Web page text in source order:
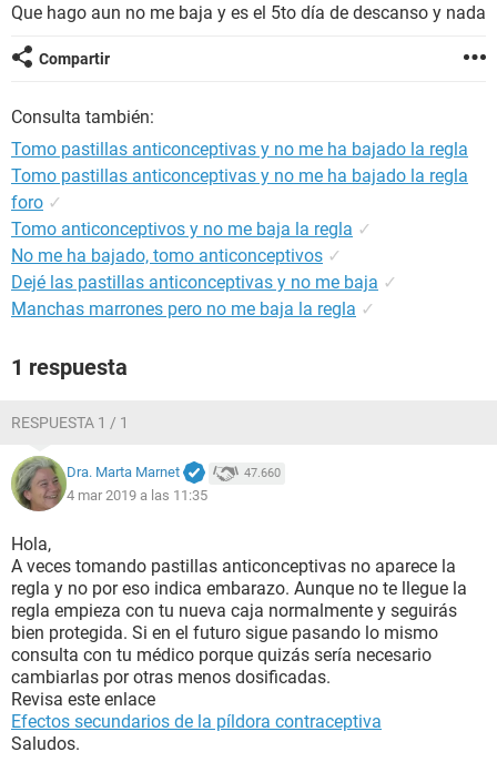
GLOSARIO
Que hago aun no me baja y es el 5to día de descanso y nada
Compartir
Consulta también:
Tomo pastillas anticonceptivas y no me ha bajado la regla
Tomo pastillas anticonceptivas y no me ha bajado la regla
foro ✓
Tomo anticonceptivos y no me baja la regla ✓
No me ha bajado, tomo anticonceptivos ✓
Dejé las pastillas anticonceptivas y no me baja ✓
Manchas marrones pero no me baja la regla ✓
1 respuesta
RESPUESTA 1 / 1
Dra. Marta Marnet 47.660
4 mar 2019 a las 11:35
Hola,
A veces tomando pastillas anticonceptivas no aparece la
regla y no por eso indica embarazo. Aunque no te llegue la
regla empieza con tu nueva caja normalmente y seguirás
bien protegida. Si en el futuro sigue pasando lo mismo
consulta con tu médico porque quizás sería necesario
cambiarlas por otras menos dosificadas.
Revisa este enlace
Efectos secundarios de la píldora contraceptiva
Saludos.